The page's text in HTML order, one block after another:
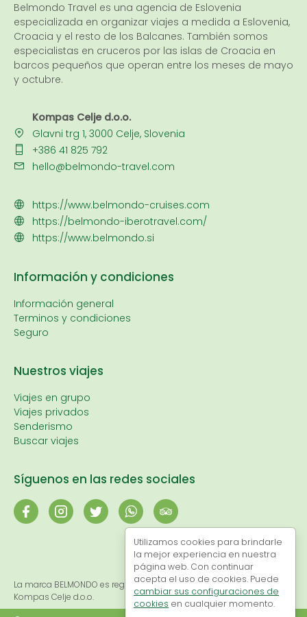
Belmondo Travel es una agencia de Eslovenia
especializada en organizar viajes a medida a Eslovenia,
Croacia y el resto de los Balcanes. También somos
especialistas en cruceros por las islas de Croacia en
barcos pequeños que operan entre los meses de mayo
y octubre.
Kompas Celje d.o.o.
Glavni trg 1, 3000 Celje, Slovenia
+386 41 825 792
hello@belmondo-travel.com
https://www.belmondo-cruises.com
https://belmondo-iberotravel.com/
https://www.belmondo.si
Información y condiciones
Información general
Terminos y condiciones
Seguro
Nuestros viajes
Viajes en grupo
Viajes privados
Senderismo
Buscar viajes
Síguenos en las redes sociales
La marca BELMONDO es registrada y propiedad exclusiva de
Kompas Celje d.o.o.
Utilizamos cookies para brindarle
la mejor experiencia en nuestra
página web. Con continuar
acepta el uso de cookies. Puede
cambiar sus configuraciones de
cookies en cualquier momento.